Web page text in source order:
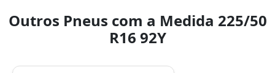
Outros Pneus com a Medida 225/50
R16 92Y